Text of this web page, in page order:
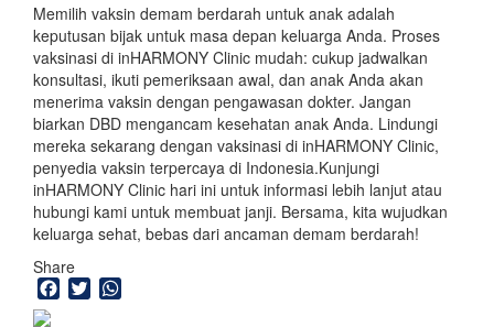
Memilih vaksin demam berdarah untuk anak adalah
keputusan bijak untuk masa depan keluarga Anda. Proses
vaksinasi di inHARMONY Clinic mudah: cukup jadwalkan
konsultasi, ikuti pemeriksaan awal, dan anak Anda akan
menerima vaksin dengan pengawasan dokter. Jangan
biarkan DBD mengancam kesehatan anak Anda. Lindungi
mereka sekarang dengan vaksinasi di inHARMONY Clinic,
penyedia vaksin terpercaya di Indonesia.Kunjungi
inHARMONY Clinic hari ini untuk informasi lebih lanjut atau
hubungi kami untuk membuat janji. Bersama, kita wujudkan
keluarga sehat, bebas dari ancaman demam berdarah!
Share
Facebook
Twitter